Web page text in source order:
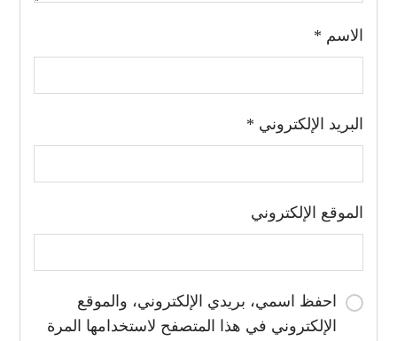
الاسم *
البريد الإلكتروني *
الموقع الإلكتروني
احفظ اسمي، بريدي الإلكتروني، والموقع
الإلكتروني في هذا المتصفح لاستخدامها المرة